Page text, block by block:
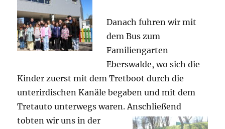
Danach fuhren wir mit
dem Bus zum
Familiengarten
Eberswalde, wo sich die
Kinder zuerst mit dem Tretboot durch die
unterirdischen Kanäle begaben und mit dem
Tretauto unterwegs waren. Anschließend
tobten wir uns in der